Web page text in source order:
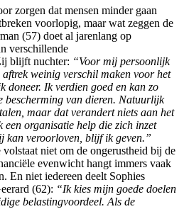
zorgen dat mensen minder gaan
voorlopig, maar wat zeggen de
(57) doet al jarenlang op
verschillende
blijft nuchter: “Voor mij persoonlijk
weinig verschil maken voor het
doneer. Ik verdien goed en kan zo
bescherming van dieren. Natuurlijk
maar dat verandert niets aan het
organisatie help die zich inzet
kan veroorloven, blijf ik geven.”
niet om de ongerustheid bij de
evenwicht hangt immers vaak
En niet iedereen deelt Sophies
(62): “Ik kies mijn goede doelen
belastingvoordeel. Als de